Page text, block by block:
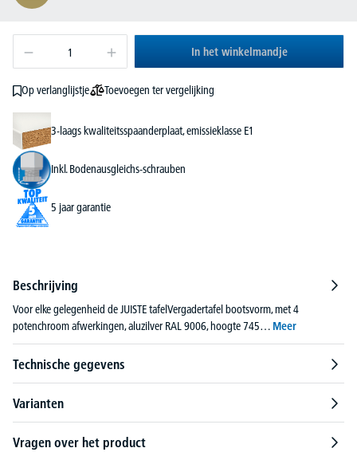
In het winkelmandje
Op verlanglijstje Toevoegen ter vergelijking
3-laags kwaliteitsspaanderplaat, emissieklasse E1
Inkl. Bodenausgleichs-schrauben
5 jaar garantie
Beschrijving
Voor elke gelegenheid de JUISTE tafelVergadertafel bootsvorm, met 4
potenchroom afwerkingen, aluzilver RAL 9006, hoogte 745… Meer
Technische gegevens
Varianten
Vragen over het product